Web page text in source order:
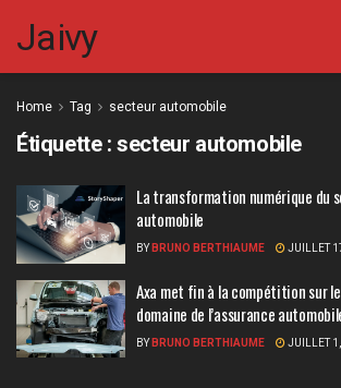
Jaivy
Home Tag secteur automobile
Étiquette :secteur automobile
La transformation numérique du
automobile
BY BRUNO BERTHIAUME JUILLET
Axa met fin à la compétition sur
domaine de l’assurance
BY BRUNO BERTHIAUME JUILLET